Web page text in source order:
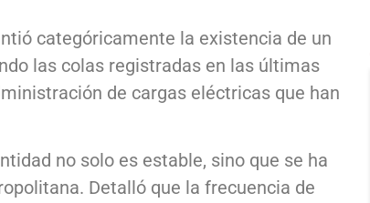
categóricamente la existencia de un
las colas registradas en las últimas
de cargas eléctricas que han
no solo es estable, sino que se ha
Detalló que la frecuencia de